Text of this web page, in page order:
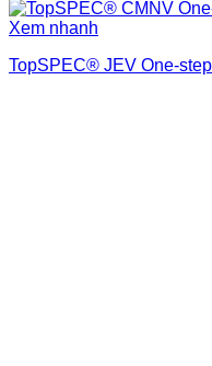
Xem nhanh
TopSPEC® JEV One-